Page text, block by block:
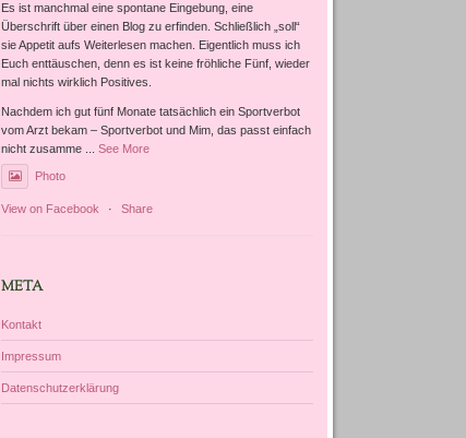
Es ist manchmal eine spontane Eingebung, eine
Überschrift über einen Blog zu erfinden. Schließlich „soll“
sie Appetit aufs Weiterlesen machen. Eigentlich muss ich
Euch enttäuschen, denn es ist keine fröhliche Fünf, wieder
mal nichts wirklich Positives.
Nachdem ich gut fünf Monate tatsächlich ein Sportverbot
vom Arzt bekam – Sportverbot und Mim, das passt einfach
nicht zusamme ...See More
Photo
View on Facebook · Share
META
Kontakt
Impressum
Datenschutzerklärung